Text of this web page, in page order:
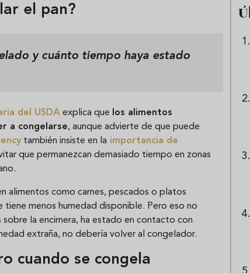
el pan?
y cuánto tiempo haya estado
del USDA explica que
los alimentos
a congelarse, aunque advierte de que puede
también insiste en la importancia de
que permanezcan demasiado tiempo en zonas
alimentos como carnes, pescados o platos
menos humedad disponible. Pero eso no
la encimera, ha estado en contacto con
extraña, no debería volver al congelador.
cuando se congela